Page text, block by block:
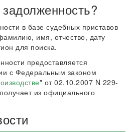
в базе судебных приставов
имя, отчество, дату
для поиска.
предоставляется
с Федеральным законом
" от 02.10.2007 N 229-
из официального